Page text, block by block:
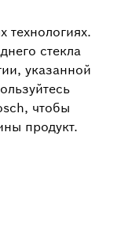
технологиях.
стекла
указанной
чтобы
продукт.